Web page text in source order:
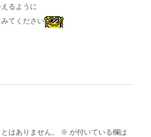
るように
てください
はありません。 ※ が付いている欄は